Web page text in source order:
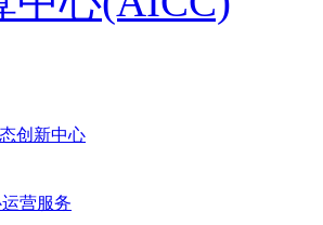
创新中心
营服务